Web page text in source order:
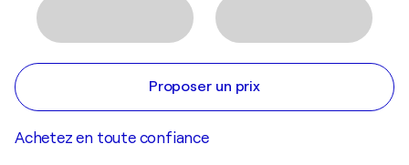
Proposer un prix
Achetez en toute confiance